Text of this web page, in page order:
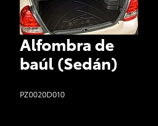
Alfombra de
baúl (Sedán)
PZ0020D010